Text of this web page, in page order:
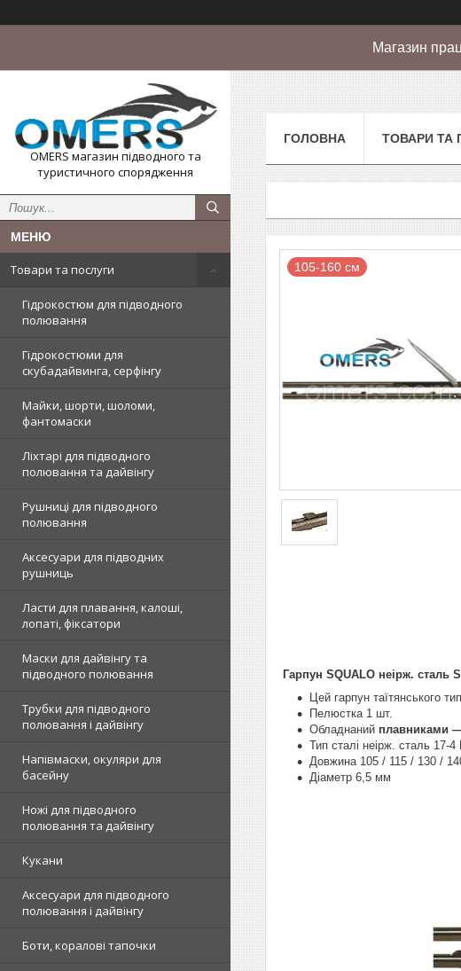
Магазин
OMERS магазин підводного та
туристичного спорядження
Товари та послуги
Гідрокостюм для підводного
полювання
Гідрокостюми для
скубадайвинга, серфінгу
Майки, шорти, шоломи,
фантомаски
Ліхтарі для підводного
полювання та дайвінгу
Рушниці для підводного
полювання
Аксесуари для підводних
рушниць
Ласти для плавання, калоші,
лопаті, фіксатори
Маски для дайвінгу та
підводного полювання
Трубки для підводного
полювання і дайвінгу
Напівмаски, окуляри для
басейну
Ножі для підводного
полювання та дайвінгу
Кукани
Аксесуари для підводного
полювання і дайвінгу
Боти, коралові тапочки
ГОЛОВНА ТОВАРИ ТА
105-160 см
Гарпун SQUALO неірж. сталь
Цей гарпун таїтянського
Пелюстка 1 шт.
Обладнаний плавниками
Тип сталі неірж. сталь 17-4
Довжина 105 / 115 / 130 /
Діаметр 6,5 мм